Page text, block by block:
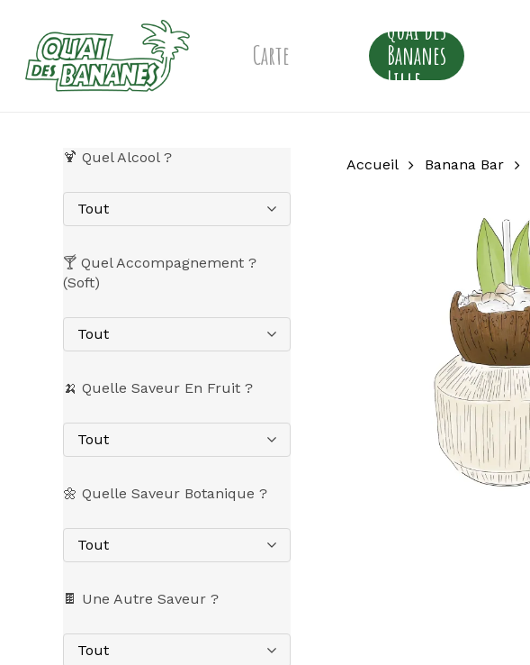
content
Carte
Quai des
Bananes
Lille
🍹 Quel Alcool ?
Tout
🍸 Quel Accompagnement ?
(Soft)
Tout
🍌 Quelle Saveur En Fruit ?
Tout
🌼 Quelle Saveur Botanique ?
Tout
🍫 Une Autre Saveur ?
Tout
Accueil Banana Bar